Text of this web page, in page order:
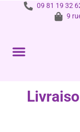
09 81 19 32
9